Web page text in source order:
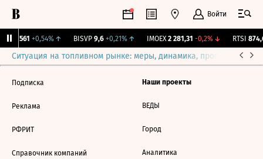
Войти
561 +0,54%↑ BISVP 9,6 +0,21%↑ IMOEX 2 281,31 -0,2%↓ RTSI
Ситуация на топливном рынке: меры, динамика, прогнозы
Подписка
Реклама
РФРИТ
Справочник компаний
Наши проекты
ВЕДЫ
Город
Аналитика